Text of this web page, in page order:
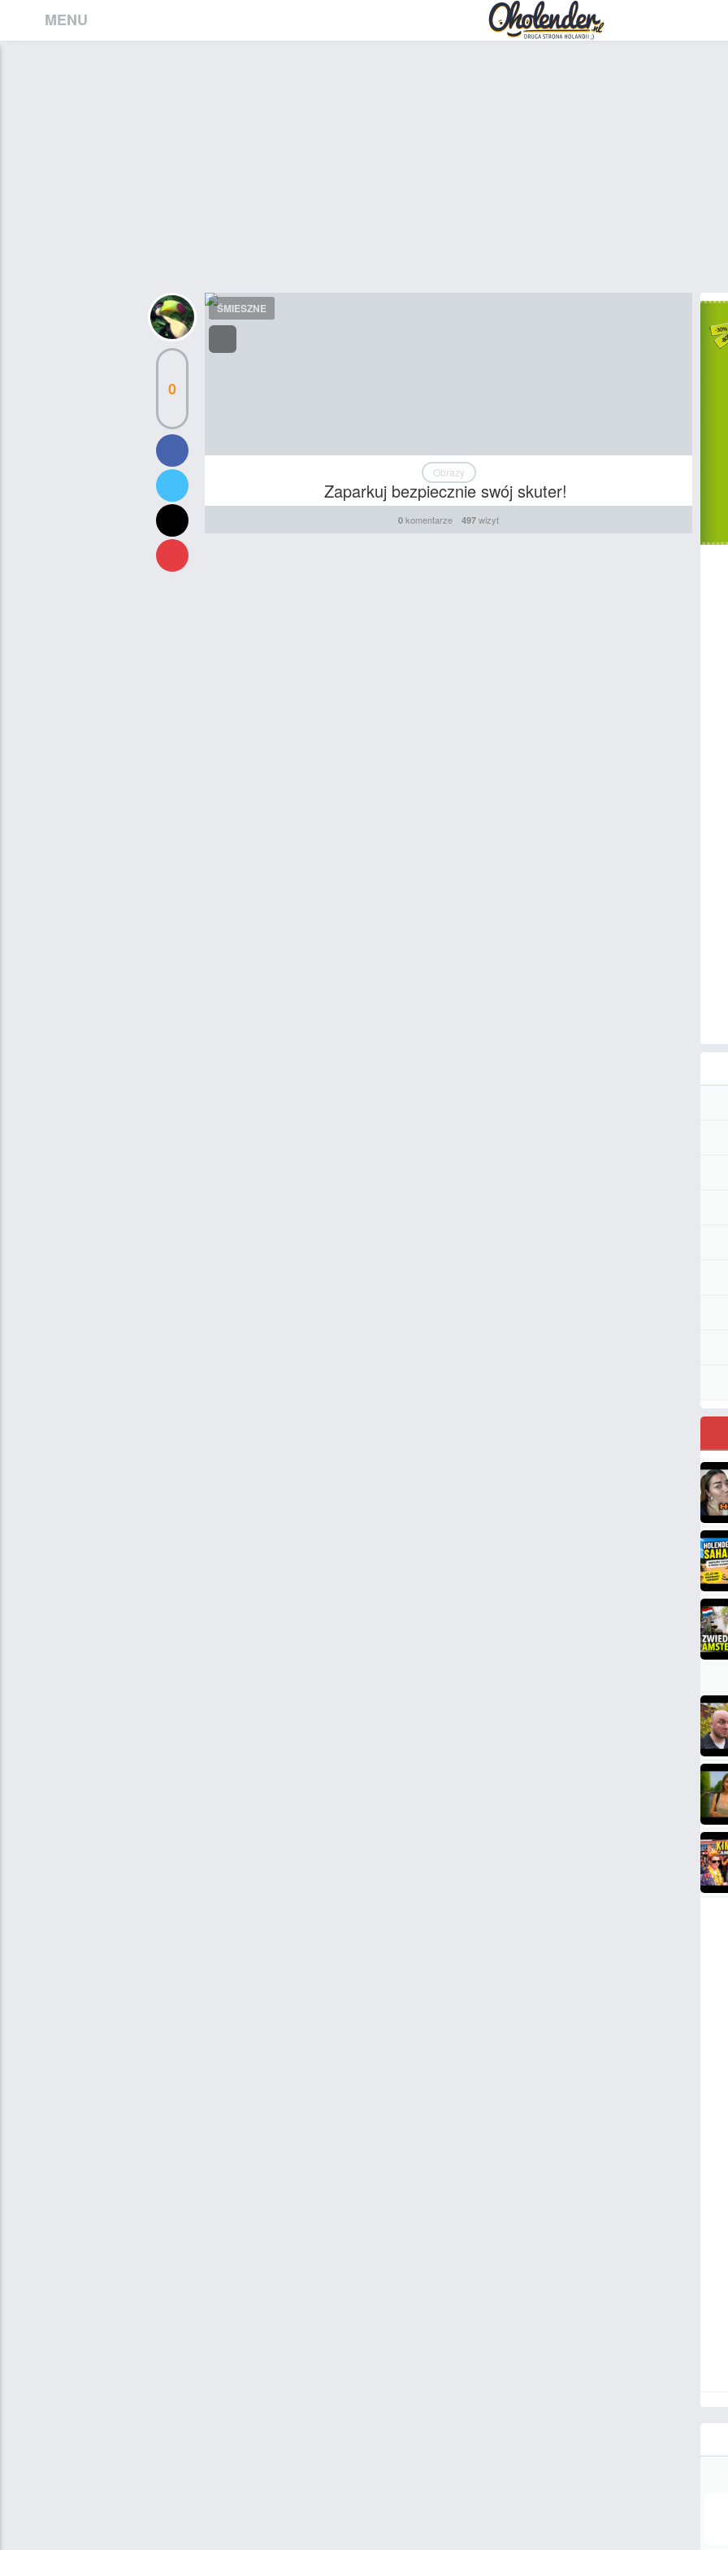
MENU
0
ŚMIESZNE
Obrazy
Zaparkuj bezpiecznie swój skuter!
0 komentarze 497 wizyt